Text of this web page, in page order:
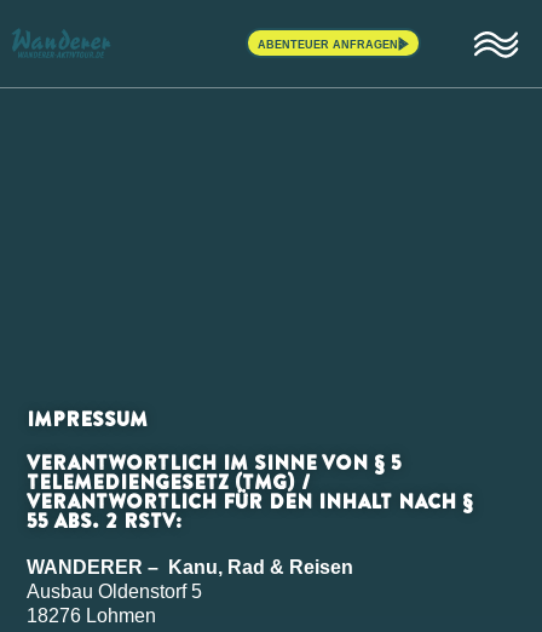
Zum
Inhalt
ABENTEUER ANFRAGEN
Impressum
VERANTWORTLICH IM SINNE VON § 5
TELEMEDIENGESETZ (TMG) /
VERANTWORTLICH FÜR DEN INHALT NACH §
55 ABS. 2 RSTV:
WANDERER – Kanu, Rad & Reisen
Ausbau Oldenstorf 5
18276 Lohmen